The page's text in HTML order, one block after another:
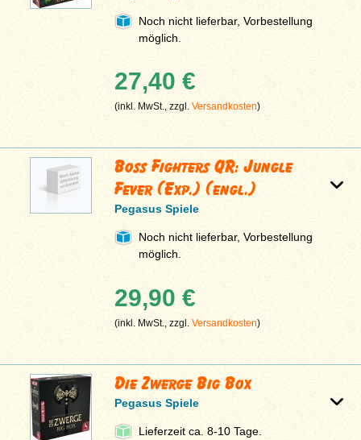
Noch nicht lieferbar, Vorbestellung
möglich.
27,40 €
(inkl. MwSt., zzgl.Versandkosten)
Boss Fighters QR: Jungle
Fever (Exp.) (engl.)
Pegasus Spiele
Noch nicht lieferbar, Vorbestellung
möglich.
29,90 €
(inkl. MwSt., zzgl.Versandkosten)
Die Zwerge Big Box
Pegasus Spiele
Lieferzeit ca. 8-10 Tage.